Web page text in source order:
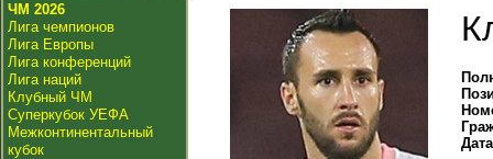
ЧМ 2026
Лига чемпионов
Лига Европы
Лига конференций
Лига наций
Клубный ЧМ
Суперкубок УЕФА
Межконтинентальный
кубок